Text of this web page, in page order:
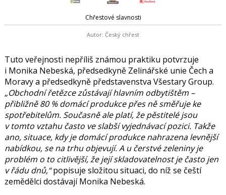
Chřestové slavnosti
Autor: Český chřest
Tuto veřejnosti nepříliš známou praktiku potvrzuje
i Monika Nebeská, předsedkyně Zelinářské unie Čech a
Moravy a předsedkyně představenstva Všestary Group.
„Obchodní řetězce zůstávají hlavním odbytištěm –
přibližně 80 % domácí produkce přes ně směřuje ke
spotřebitelům. Současně ale platí, že pěstitelé jsou
v tomto vztahu často ve slabší vyjednávací pozici. Takže
ano, situace, kdy je domácí produkce nahrazena levnější
nabídkou, se na trhu objevují. A u čerstvé zeleniny je
problém o to citlivější, že její skladovatelnost je často jen
v řádu dnů,“popisuje složitou situaci, do níž se čeští
zemědělci dostávají Monika Nebeská.